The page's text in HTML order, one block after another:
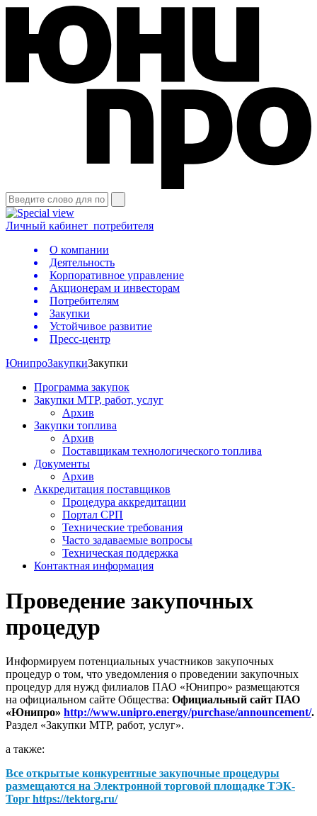
Личный кабинет потребителя
О компании
Деятельность
Корпоративное управление
Акционерам и инвесторам
Потребителям
Закупки
Устойчивое развитие
Пресс-центр
ЮнипроЗакупкиЗакупки
Программа закупок
Закупки МТР, работ, услуг
Архив
Закупки топлива
Архив
Поставщикам технологического топлива
Документы
Архив
Аккредитация поставщиков
Процедура аккредитации
Портал СРП
Технические требования
Часто задаваемые вопросы
Техническая поддержка
Контактная информация
Проведение закупочных
процедур
Информируем потенциальных участников закупочных
процедур о том, что уведомления о проведении закупочных
процедур для нужд филиалов ПАО «Юнипро» размещаются
на официальном сайте Общества: Официальный сайт ПАО
«Юнипро» http://www.unipro.energy/purchase/announcement/.
Раздел «Закупки МТР, работ, услуг».
а также:
Все открытые конкурентные закупочные процедуры
размещаются на Электронной торговой площадке ТЭК-
Торг https://tektorg.ru/